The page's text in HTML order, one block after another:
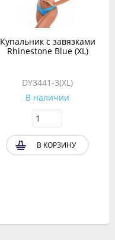
Купальник с завязками
Rhinestone Blue (XL)
DY3441-3(XL)
В наличии
В КОРЗИНУ